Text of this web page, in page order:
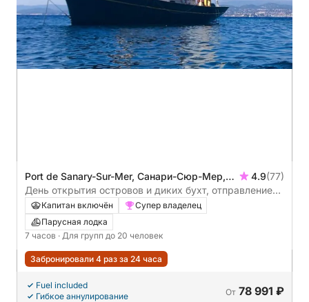
Port de Sanary-Sur-Mer, Санари-Сюр-Мер,
Франция
4.9(77)
День открытия островов и диких бухт, отправление
из Санари-сюр-Мер
Капитан включён
Супер владелец
Парусная лодка
7 часов · Для групп до 20 человек
Забронировали 4 раз за 24 часа
Fuel included
Гибкое аннулирование
От 78 991 ₽